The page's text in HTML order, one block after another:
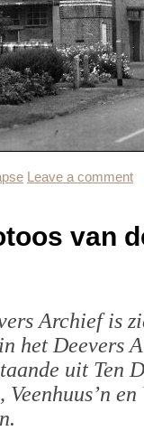
Leave a comment
van
Archief is
het Deevers
uit Ten